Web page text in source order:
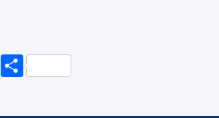
ViberShare